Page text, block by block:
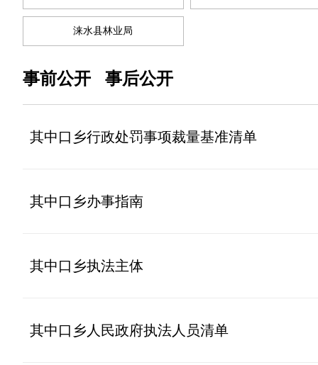
涞水县林业局
事前公开 事后公开
其中口乡行政处罚事项裁量基准清单
其中口乡办事指南
其中口乡执法主体
其中口乡人民政府执法人员清单